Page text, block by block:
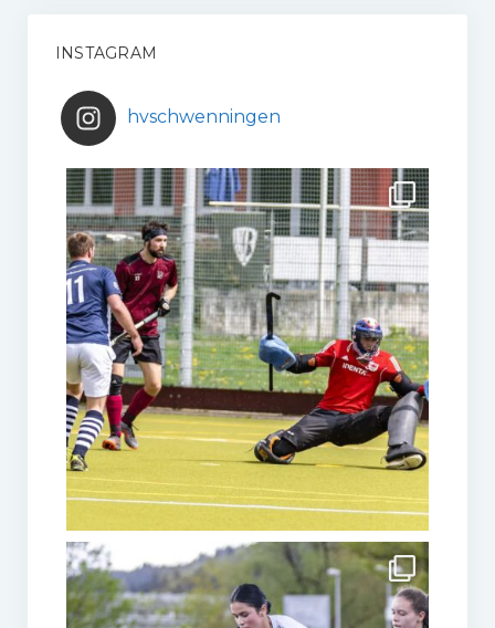
INSTAGRAM
hvschwenningen